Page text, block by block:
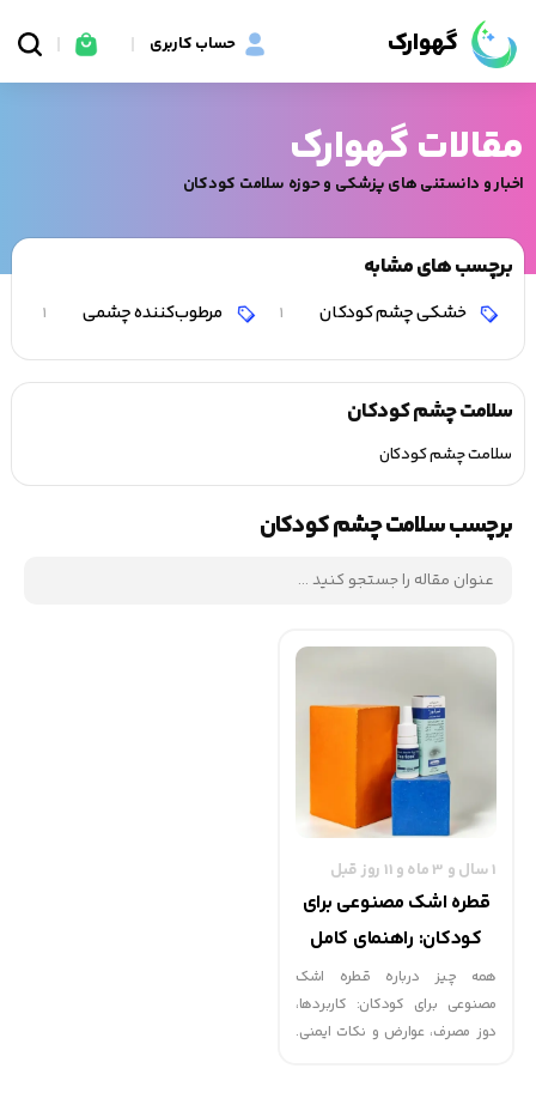
گهوارک حساب کاربری
مقالات گهوارک
اخبار و دانستنی های پزشکی و حوزه سلامت کودکان
برچسب های مشابه
خشکی چشم کودکان 1 مرطوب‌کننده چشمی 1
سلامت چشم کودکان
سلامت چشم کودکان
برچسب سلامت چشم کودکان
1 سال و 3 ماه و 11 روز قبل
قطره اشک مصنوعی برای
کودکان: راهنمای کامل
کاربرد و نکات ایمنی
همه چیز درباره قطره اشک
مصنوعی برای کودکان: کاربردها،
دوز مصرف، عوارض و نکات ایمنی.